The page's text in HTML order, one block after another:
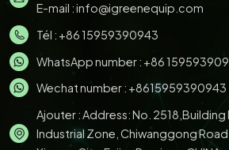
E-mail :info@igreenequip.com
Tél : +86 15959390943
WhatsApp number : +86
Wechat number : +8615959390943
Ajouter : Address: No. 2518,Building
Industrial Zone, Chiwanggong